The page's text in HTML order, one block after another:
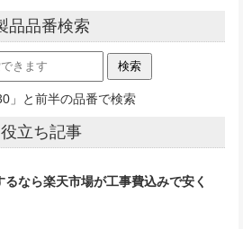
品品番検索
」と前半の品番で検索
役立ち記事
るなら楽天市場が工事費込みで安く